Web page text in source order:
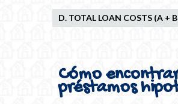
D. TOTAL LOAN COSTS (A +
Cómo
préstamos